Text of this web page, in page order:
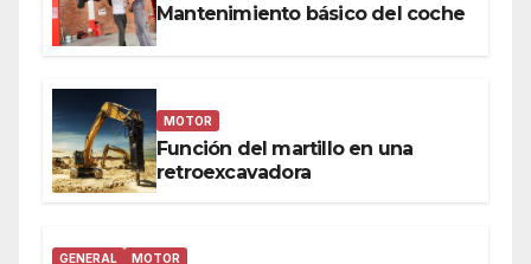
Mantenimiento básico del coche
MOTOR
Función del martillo en una
retroexcavadora
GENERAL MOTOR